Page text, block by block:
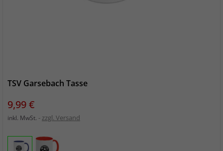
TSV Garsebach Tasse
Preis
9,99 €
inkl. MwSt. zzgl. Versand